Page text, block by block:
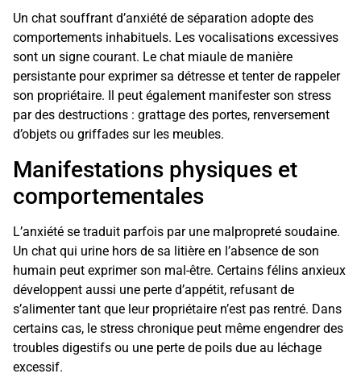
Un chat souffrant d’anxiété de séparation adopte des
comportements inhabituels. Les vocalisations excessives
sont un signe courant. Le chat miaule de manière
persistante pour exprimer sa détresse et tenter de rappeler
son propriétaire. Il peut également manifester son stress
par des destructions : grattage des portes, renversement
d’objets ou griffades sur les meubles.
Manifestations physiques et
comportementales
L’anxiété se traduit parfois par une malpropreté soudaine.
Un chat qui urine hors de sa litière en l’absence de son
humain peut exprimer son mal-être. Certains félins anxieux
développent aussi une perte d’appétit, refusant de
s’alimenter tant que leur propriétaire n’est pas rentré. Dans
certains cas, le stress chronique peut même engendrer des
troubles digestifs ou une perte de poils due au léchage
excessif.